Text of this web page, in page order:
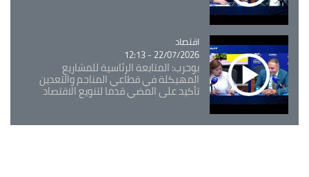
Catégorie
اقتصاد
22/07/2026 - 12:13
بوحرب: المتابعة الرئاسية للمشاريع
المهيكلة في قطاعي المناجم والتعدين
تأكيد على المضي قدما لتنويع الاقتصاد